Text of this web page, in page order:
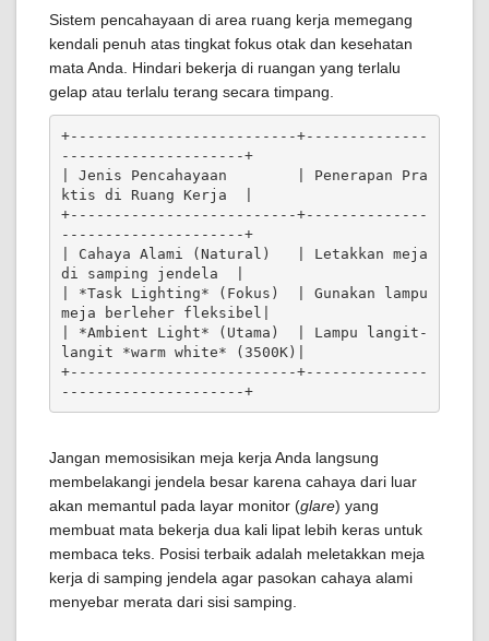
Sistem pencahayaan di area ruang kerja memegang
kendali penuh atas tingkat fokus otak dan kesehatan
mata Anda. Hindari bekerja di ruangan yang terlalu
gelap atau terlalu terang secara timpang.
+--------------------------+--------------
---------------------+
| Jenis Pencahayaan        | Penerapan Pra
ktis di Ruang Kerja  |
+--------------------------+--------------
---------------------+
| Cahaya Alami (Natural)   | Letakkan meja
di samping jendela  |
| *Task Lighting* (Fokus)  | Gunakan lampu
meja berleher fleksibel|
| *Ambient Light* (Utama)  | Lampu langit-
langit *warm white* (3500K)|
+--------------------------+--------------
---------------------+
Jangan memosisikan meja kerja Anda langsung
membelakangi jendela besar karena cahaya dari luar
akan memantul pada layar monitor (glare) yang
membuat mata bekerja dua kali lipat lebih keras untuk
membaca teks. Posisi terbaik adalah meletakkan meja
kerja di samping jendela agar pasokan cahaya alami
menyebar merata dari sisi samping.